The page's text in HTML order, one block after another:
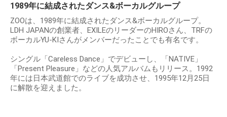
1989年に結成されたダンス&ボーカルグループ
ZOOは、1989年に結成されたダンス&ボーカルグループ。
LDH JAPANの創業者、EXILEのリーダーのHIROさん、TRFの
ボーカルYU-KIさんがメンバーだったことでも有名です。
シングル「Careless Dance」でデビューし、「NATIVE」
「Present Pleasure」などの人気アルバムもリリース。1992
年には日本武道館でのライブを成功させ、1995年12月25日
に解散を迎えました。